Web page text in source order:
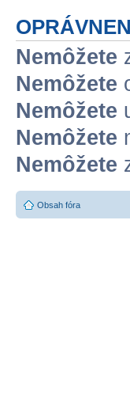
Nemôžete
Nemôžete
Nemôžete
Nemôžete
Nemôžete
Obsah fóra